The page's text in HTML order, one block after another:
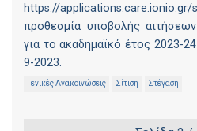
https://applications.care.ionio.gr/
προθεσμία υποβολής
για το ακαδημαϊκό έτος 2023-
9-2023.
Γενικές Ανακοινώσεις Σίτιση Στέγαση